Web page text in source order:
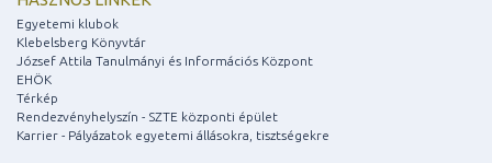
Egyetemi klubok
Klebelsberg Könyvtár
József Attila Tanulmányi és Információs Központ
EHÖK
Térkép
Rendezvényhelyszín - SZTE központi épület
Karrier - Pályázatok egyetemi állásokra, tisztségekre